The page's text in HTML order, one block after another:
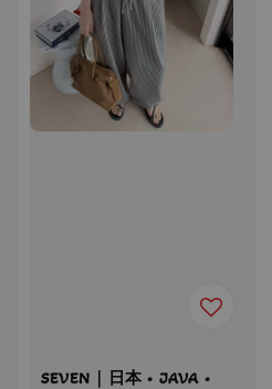
SEVEN｜日本 • JAVA •